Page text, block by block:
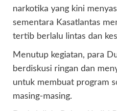
narkotika yang kini
sementara Kasatlantas
tertib berlalu lintas dan
Menutup kegiatan, para
berdiskusi ringan dan
untuk membuat program
masing-masing.